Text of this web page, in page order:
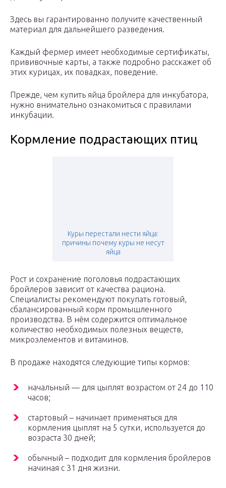
Здесь вы гарантированно получите качественный
материал для дальнейшего разведения.
Каждый фермер имеет необходимые сертификаты,
прививочные карты, а также подробно расскажет об
этих курицах, их повадках, поведение.
Прежде, чем купить яйца бройлера для инкубатора,
нужно внимательно ознакомиться с правилами
инкубации.
Кормление подрастающих птиц
Куры перестали нести яйца:
причины почему куры не несут
яйца
Рост и сохранение поголовья подрастающих
бройлеров зависит от качества рациона.
Специалисты рекомендуют покупать готовый,
сбалансированный корм промышленного
производства. В нём содержится оптимальное
количество необходимых полезных веществ,
микроэлементов и витаминов.
В продаже находятся следующие типы кормов:
начальный — для цыплят возрастом от 24 до 110
часов;
стартовый – начинает применяться для
кормления цыплят на 5 сутки, используется до
возраста 30 дней;
обычный – подходит для кормления бройлеров
начиная с 31 дня жизни.